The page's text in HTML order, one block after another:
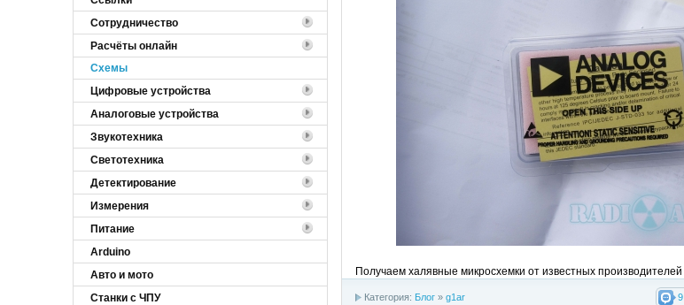
Сотрудничество
Расчёты онлайн
Cхемы
Цифровые устройства
Аналоговые устройства
Звукотехника
Светотехника
Детектирование
Измерения
Питание
Arduino
Авто и мото
Станки с ЧПУ
Получаем халявные микросхемки от известных производителей
9
Категория: Блог» g1ar